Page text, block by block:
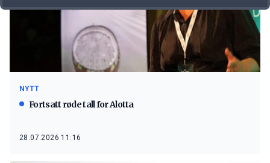
NYTT
Fortsatt røde tall for Alotta
28.07.2026 11:16